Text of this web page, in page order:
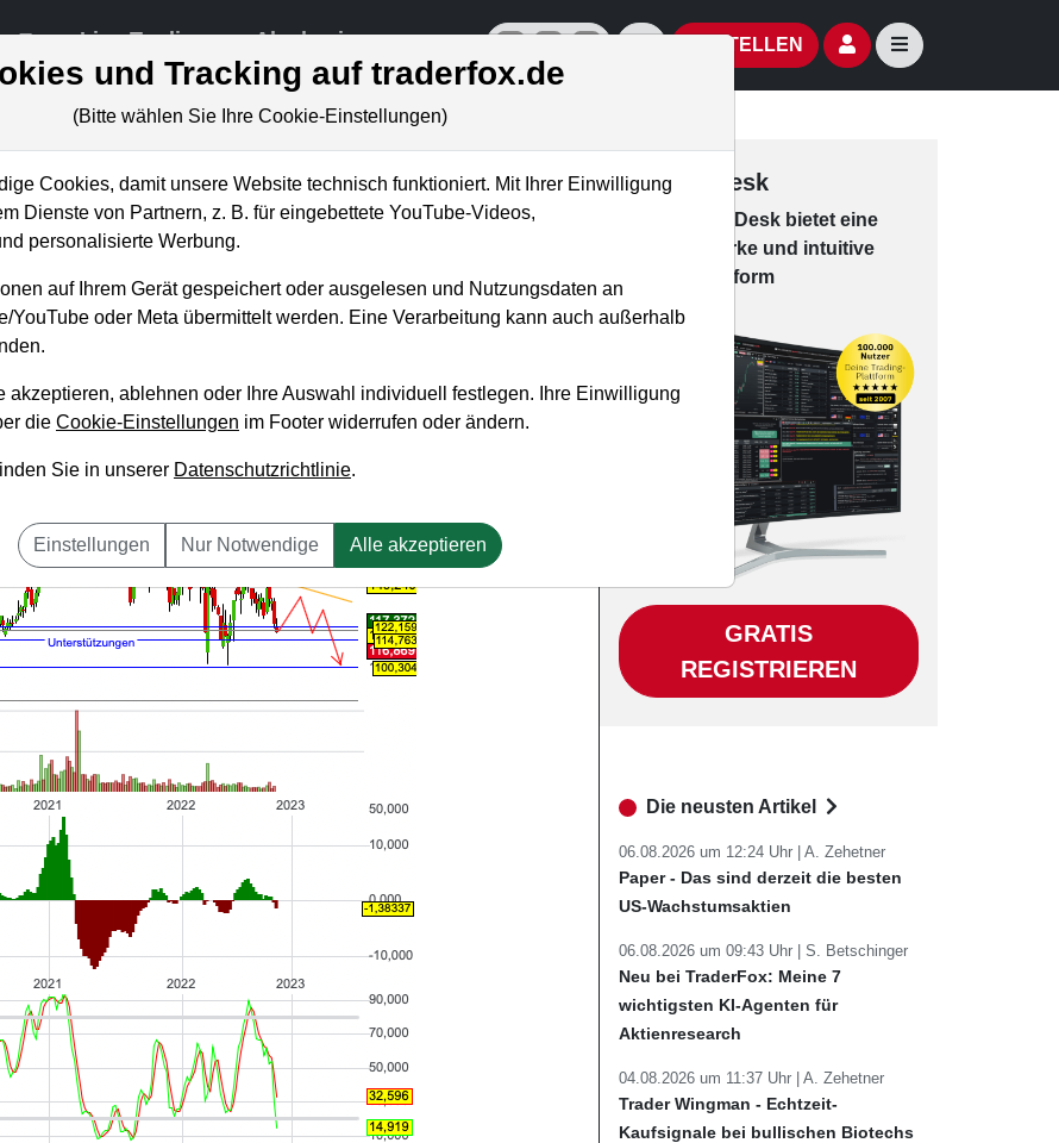
Live-Trading Akademie offizielle Social Media-AccountsAktien- und Artikelsuche öffnen
BESTELLEN Seitennavigation
rät zum Kauf – ich stelle
Trading-Desk
Desk bie­tet eine
leis­tungs­star­ke und in­tui­tive
Han­dels­platt­form
GRATIS
REGISTRIEREN
Die neusten Artikel
06.08.2026 um 12:24 Uhr | A. Zehetner
Paper - Das sind derzeit die besten
US-Wachstumsaktien
06.08.2026 um 09:43 Uhr | S. Betschinger
Neu bei TraderFox: Meine 7
wichtigsten KI-Agenten für
Aktienresearch
04.08.2026 um 11:37 Uhr | A. Zehetner
Trader Wingman - Echtzeit-
Kaufsignale bei bullischen Biotechs
und Tracking auf traderfox.de
(Bitte wählen Sie Ihre Cookie-Einstellungen)
Cookies, damit unsere Website technisch funktioniert. Mit Ihrer Einwilligung
Dienste von Partnern, z. B. für eingebettete YouTube-Videos,
personalisierte Werbung.
auf Ihrem Gerät gespeichert oder ausgelesen und Nutzungsdaten an
YouTube oder Meta übermittelt werden. Eine Verarbeitung kann auch außerhalb
akzeptieren, ablehnen oder Ihre Auswahl individuell festlegen. Ihre Einwilligung
die Cookie-Einstellungen im Footer widerrufen oder ändern.
Sie in unserer Datenschutzrichtlinie.
Einstellungen Nur Notwendige Alle akzeptieren